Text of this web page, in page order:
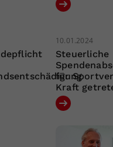
10.01.2024
Steuerliche
für
Kraft